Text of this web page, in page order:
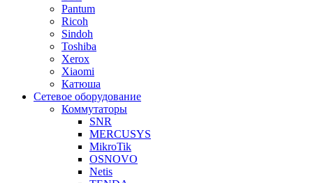
Pantum
Ricoh
Sindoh
Toshiba
Xerox
Xiaomi
Катюша
Сетевое оборудование
Коммутаторы
SNR
MERCUSYS
MikroTik
OSNOVO
Netis